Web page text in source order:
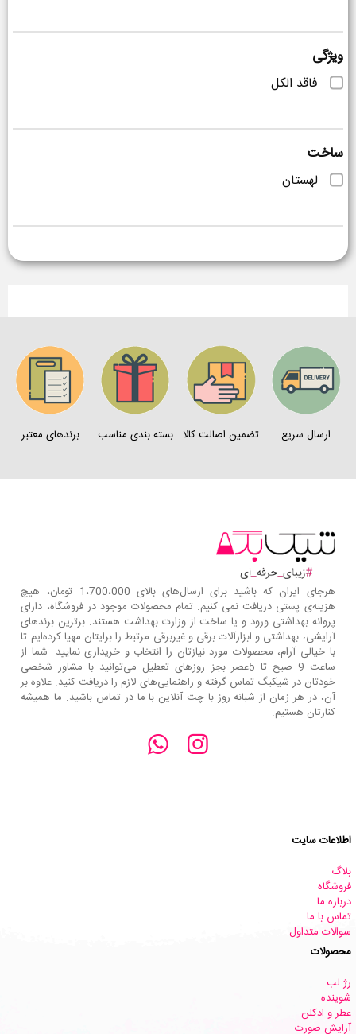
ویژگی
فاقد الکل
ساخت
لهستان
ارسال سریع تضمین اصالت کالا بسته بندی مناسب برندهای معتبر
هرجای ایران که باشید برای ارسال‌های بالای 1،700،000 تومان، هیچ
هزینه‌ی پستی دریافت نمی کنیم. تمام محصولات موجود در فروشگاه، دارای
پروانه بهداشتی ورود و یا ساخت از وزارت بهداشت هستند. برترین‌ برندهای
آرایشی، بهداشتی و ابزارآلات برقی و غیربرقی مرتبط را برایتان مهیا کرده‌ایم تا
با خیالی آرام، محصولات مورد نیازتان را انتخاب و خریداری نمایید. شما از
ساعت 9 صبح تا 5عصر بجز روزهای تعطیل می‌توانید با مشاور شخصی
خودتان در شیکبگ تماس گرفته و راهنمایی‌های لازم را دریافت کنید. علاوه بر
آن، در هر زمان از شبانه روز با چت آنلاین با ما در تماس باشید. ما همیشه
کنارتان هستیم.
اطلاعات سایت
بلاگ
فروشگاه
درباره ما
تماس با ما
سوالات متداول
محصولات
رژ لب
شوینده
عطر و ادکلن
آرایش صورت